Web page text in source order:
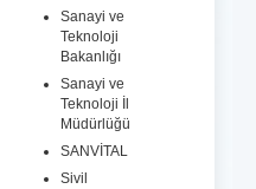
Sanayi ve
Teknoloji
Bakanlığı
Sanayi ve
Teknoloji İl
Müdürlüğü
SANVİTAL
Sivil